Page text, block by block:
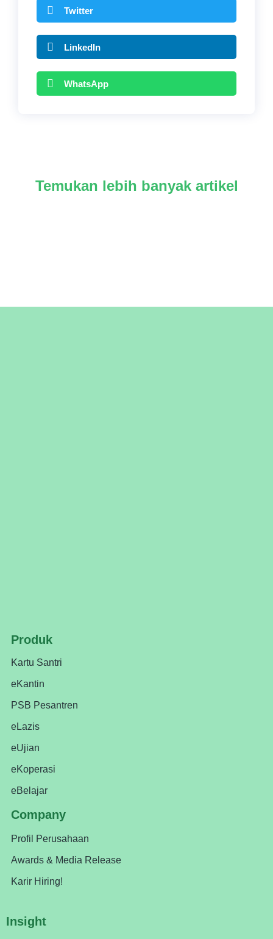
Twitter
LinkedIn
WhatsApp
Temukan lebih banyak artikel
Produk
Kartu Santri
eKantin
PSB Pesantren
eLazis
eUjian
eKoperasi
eBelajar
Company
Profil Perusahaan
Awards & Media Release
Karir Hiring!
Insight